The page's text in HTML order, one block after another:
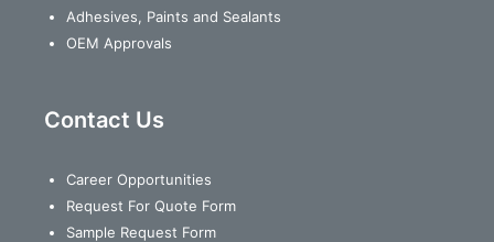
Adhesives, Paints and Sealants
OEM Approvals
Contact Us
Career Opportunities
Request For Quote Form
Sample Request Form